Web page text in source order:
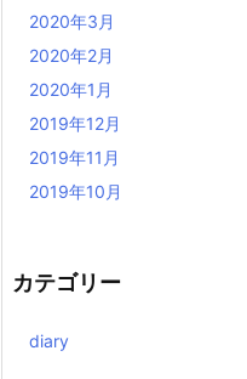
2020年3月
2020年2月
2020年1月
2019年12月
2019年11月
2019年10月
カテゴリー
diary